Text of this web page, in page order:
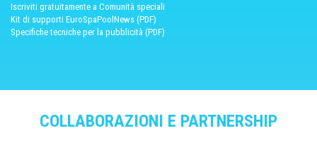
Iscriviti gratuitamente a Comunità speciali
Kit di supporti EuroSpaPoolNews (PDF)
Specifiche tecniche per la pubblicità (PDF)
COLLABORAZIONI E PARTNERSHIP